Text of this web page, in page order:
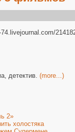
детектив. (more...)
2»
холостяка